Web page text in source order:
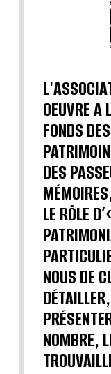
OEUVRE A
FONDS
DES
LE RÔLE
NOUS DE
NOMBRE,